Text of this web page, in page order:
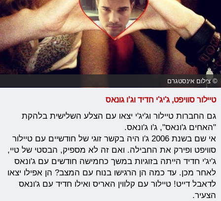
© צילום אינסטגרם
טיילור סוויפט, ג'יג'י חדיד וג’ו גונאס
גם החברות טיילור וג'יג'י יצאו עם הצלע השלישית בלהקת
"האחים ג'ונאס", ג'ו ג'ונאס.
אי שם בשנת 2006 ג'ו היה בקשר זוגי של חודשיים עם טיילור
סוויפט ופירק את החבילה. ואם זה לא מספיק, הבסטי של טיי,
ג'יג'י חדיד הייתה בזוגיות במשך כחמישה חודשים עם ג'ונאס
לאחר מכן. עד כמה הן הרגישו בנוח עם המצב? הן אפילו יצאו
לדאבל דייט! טיילור עם קלווין האריס ואילו חדיד עם ג'ונאס
הצעיר.